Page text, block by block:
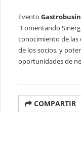
Evento
"Fomentando
conocimiento de las
de los socios, y
oportunidades de
COMPARTIR